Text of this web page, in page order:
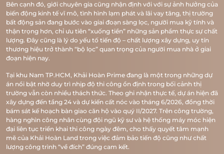
Bên cạnh đó, giới chuyên gia cũng nhận định với với sự ảnh hưởng của
biến động kinh tế vĩ mô, tình hình lạm phát và lãi vay tăng, thị trường
bất động sản đang bước vào giai đoạn sàng lọc, người mua kỹ tính và
thận trọng hơn, chỉ ưu tiên “xuống tiền” những sản phẩm thực sự chất
lượng. Đây cũng là lý do yếu tố tiến độ – chất lượng xây dựng, uy tín
thương hiệu trở thành “bộ lọc” quan trọng của người mua nhà ở giai
đoạn hiện nay.
Tại khu Nam TP.HCM, Khải Hoàn Prime đang là một trong những dự
án nổi bật nhờ duy trì nhịp độ thi công ổn định trong bối cảnh thị
trường vẫn còn nhiều thách thức. Theo ghi nhận thực tế, dự án hiện đã
xây dựng đến tầng 24 và dự kiến cất nóc vào tháng 6/2026, đồng thời
bám sát kế hoạch bàn giao căn hộ vào quý II/2027. Trên công trường,
hàng nghìn công nhân cùng đội ngũ kỹ sư và hệ thống máy móc hiện
đại liên tục triển khai thi công ngày đêm, cho thấy quyết tâm mạnh
mẽ của Khải Hoàn Land trong việc đảm bảo tiến độ cũng như chất
lượng công trình “về đích” đúng cam kết.